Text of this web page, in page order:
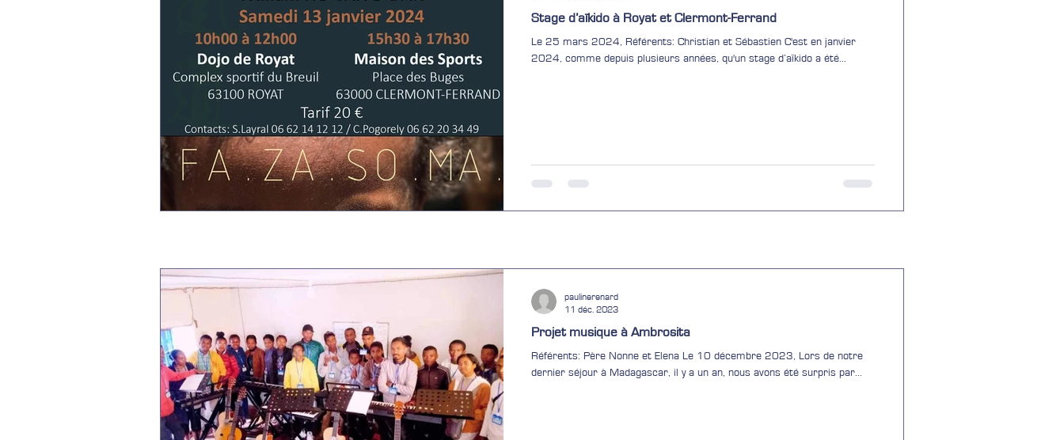
Stage d’aïkido à Royat et Clermont-Ferrand
Le 25 mars 2024, Référents: Christian et Sébastien C'est en janvier
2024, comme depuis plusieurs années, qu'un stage d’aïkido a été...
Projet musique à Ambrosita
Référents: Père Nonne et Elena Le 10 décembre 2023, Lors de notre
dernier séjour à Madagascar, il y a un an, nous avons été surpris par...
paulinerenard
11 déc. 2023